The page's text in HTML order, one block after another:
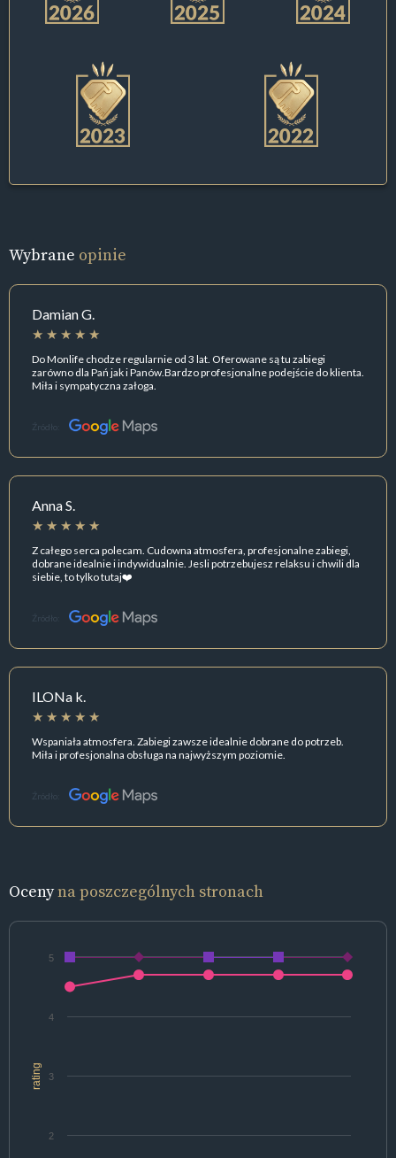
Wybrane opinie
Damian G.
Do Monlife chodze regularnie od 3 lat. Oferowane są tu zabiegi
zarówno dla Pań jak i Panów.Bardzo profesjonalne podejście do klienta.
Miła i sympatyczna załoga.
Źródło:
Anna S.
Z całego serca polecam. Cudowna atmosfera, profesjonalne zabiegi,
dobrane idealnie i indywidualnie. Jesli potrzebujesz relaksu i chwili dla
siebie, to tylko tutaj❤️
Źródło:
ILONa k.
Wspaniała atmosfera. Zabiegi zawsze idealnie dobrane do potrzeb.
Miła i profesjonalna obsługa na najwyższym poziomie.
Źródło:
Ocenyna poszczególnych stronach
rating
2
3
4
5